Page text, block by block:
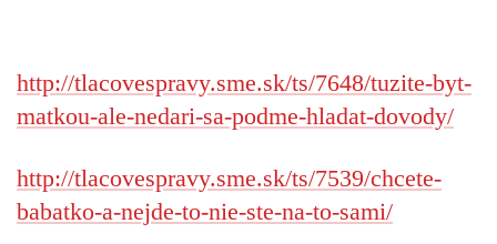
http://tlacovespravy.sme.sk/ts/7648/tuzite-byt-
matkou-ale-nedari-sa-podme-hladat-dovody/
http://tlacovespravy.sme.sk/ts/7539/chcete-
babatko-a-nejde-to-nie-ste-na-to-sami/